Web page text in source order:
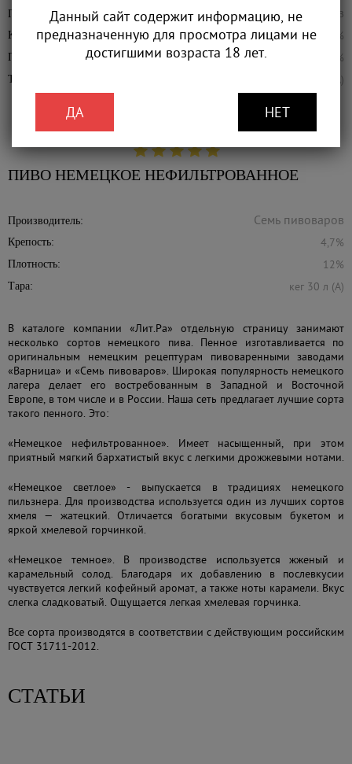
Производитель:
Крепость:
4,7%
Плотность: 12%
Тара: кег 30 л (А)
ПИВО НЕМЕЦКОЕ НЕФИЛЬТРОВАННОЕ
Производитель:
Крепость:
4,7%
Плотность: 12%
Тара: кег 30 л (А)
В каталоге компании «Лит.Ра» отдельную страницу занимают
несколько сортов немецкого пива. Пенное изготавливается по
оригинальным немецким рецептурам пивоваренными заводами
«Варница» и «Семь пивоваров». Широкая популярность немецкого
лагера делает его востребованным в Западной и Восточной
Европе, в том числе и в России. Наша сеть предлагает лучшие сорта
такого пенного. Это:
«Немецкое нефильтрованное». Имеет насыщенный, при этом
приятный мягкий бархатистый вкус с легкими дрожжевыми нотами.
«Немецкое светлое» - выпускается в традициях немецкого
пильзнера. Для производства используется один из лучших сортов
хмеля — жатецкий. Отличается богатыми вкусовым букетом и
яркой хмелевой горчинкой.
«Немецкое темное». В производстве используется жженый и
карамельный солод. Благодаря их добавлению в послевкусии
чувствуется легкий кофейный аромат, а также ноты карамели. Вкус
слегка сладковатый. Ощущается легкая хмелевая горчинка.
Все сорта производятся в соответствии с действующим российским
ГОСТ 31711-2012.
СТАТЬИ
Данный сайт содержит информацию, не
предназначенную для просмотра лицами не
достигшими возраста 18 лет.
ДА НЕТ